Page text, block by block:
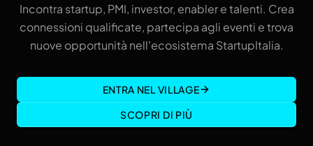
Incontra startup, PMI, investor, enabler e talenti. Crea
connessioni qualificate, partecipa agli eventi e trova
nuove opportunità nell'ecosistema StartupItalia.
ENTRA NEL VILLAGE
SCOPRI DI PIÙ